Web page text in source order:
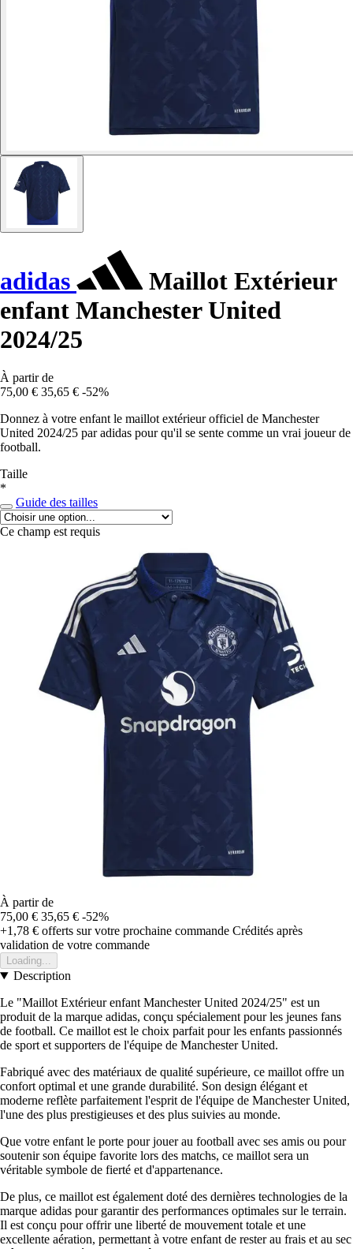
adidas
Maillot Extérieur
enfant Manchester United
2024/25
À partir de
75,00 € 35,65 € -52%
Donnez à votre enfant le maillot extérieur officiel de Manchester
United 2024/25 par adidas pour qu'il se sente comme un vrai joueur de
football.
Taille
*
Guide des tailles
Ce champ est requis
À partir de
75,00 € 35,65 € -52%
+1,78 € offerts sur votre prochaine commande Crédités après
validation de votre commande
Loading...
Description
Le "Maillot Extérieur enfant Manchester United 2024/25" est un
produit de la marque adidas, conçu spécialement pour les jeunes fans
de football. Ce maillot est le choix parfait pour les enfants passionnés
de sport et supporters de l'équipe de Manchester United.
Fabriqué avec des matériaux de qualité supérieure, ce maillot offre un
confort optimal et une grande durabilité. Son design élégant et
moderne reflète parfaitement l'esprit de l'équipe de Manchester United,
l'une des plus prestigieuses et des plus suivies au monde.
Que votre enfant le porte pour jouer au football avec ses amis ou pour
soutenir son équipe favorite lors des matchs, ce maillot sera un
véritable symbole de fierté et d'appartenance.
De plus, ce maillot est également doté des dernières technologies de la
marque adidas pour garantir des performances optimales sur le terrain.
Il est conçu pour offrir une liberté de mouvement totale et une
excellente aération, permettant à votre enfant de rester au frais et au sec